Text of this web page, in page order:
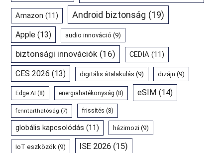
Amazon (11) Android biztonság (19)
Apple (13) audio innováció (9)
biztonsági innovációk (16) CEDIA (11)
CES 2026 (13) digitális átalakulás (9) dizájn (9)
Edge AI (8) energiahatékonyság (8) eSIM (14)
fenntarthatóság (7) frissítés (8)
globális kapcsolódás (11) házimozi (9)
IoT eszközök (9) ISE 2026 (15)